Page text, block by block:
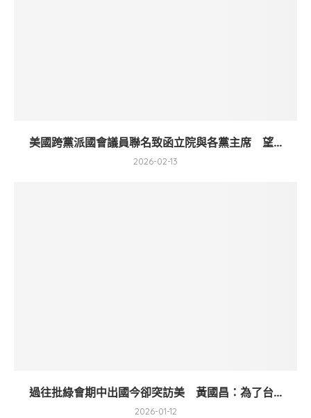
美國跨黨派國會議員聯名致函立院與各黨主席 望...
2026-02-13
過往批綠會期中出國今卻突訪美 黃國昌：為了台...
2026-01-12